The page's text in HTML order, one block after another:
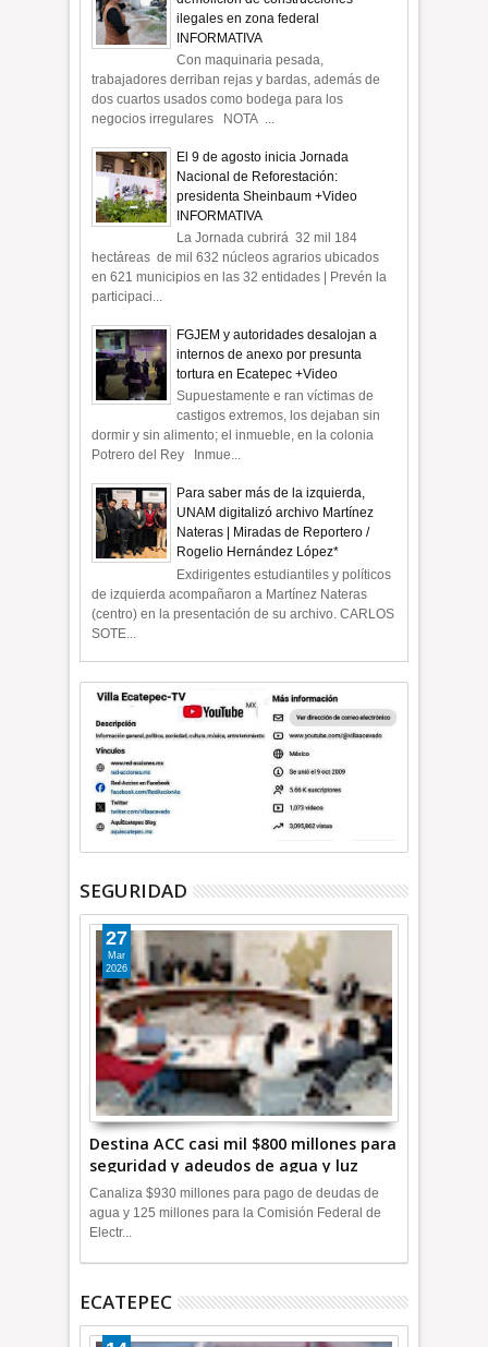
ilegales en zona federal
INFORMATIVA
Con maquinaria pesada,
trabajadores derriban rejas y bardas, además de
dos cuartos usados como bodega para los
negocios irregulares NOTA ...
El 9 de agosto inicia Jornada
Nacional de Reforestación:
presidenta Sheinbaum +Video
INFORMATIVA
La Jornada cubrirá 32 mil 184
hectáreas de mil 632 núcleos agrarios ubicados
en 621 municipios en las 32 entidades | Prevén la
participaci...
FGJEM y autoridades desalojan a
internos de anexo por presunta
tortura en Ecatepec +Video
Supuestamente e ran víctimas de
castigos extremos, los dejaban sin
dormir y sin alimento; el inmueble, en la colonia
Potrero del Rey Inmue...
Para saber más de la izquierda,
UNAM digitalizó archivo Martínez
Nateras | Miradas de Reportero /
Rogelio Hernández López*
Exdirigentes estudiantiles y políticos
de izquierda acompañaron a Martínez Nateras
(centro) en la presentación de su archivo. CARLOS
SOTE...
SEGURIDAD
Destina ACC casi mil $800 millones para
seguridad y adeudos de agua y luz
+Video
27
Mar
2026
Canaliza $930 millones para pago de deudas de
agua y 125 millones para la Comisión Federal de
Electr...
ECATEPEC